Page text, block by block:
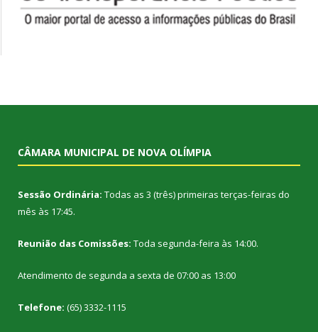
CÂMARA MUNICIPAL DE NOVA OLÍMPIA
Sessão Ordinária: Todas as 3 (três) primeiras terças-feiras do
mês às 17:45.
Reunião das Comissões: Toda segunda-feira às 14:00.
Atendimento de segunda a sexta de 07:00 as 13:00
Telefone: (65) 3332-1115